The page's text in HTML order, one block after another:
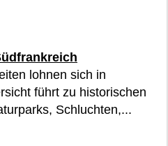
lohnen sich in
führt zu historischen
Schluchten,...